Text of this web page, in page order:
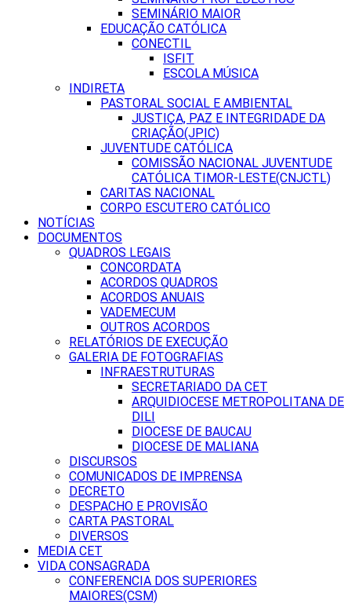
SEMINÁRIO MAIOR
EDUCAÇÃO CATÓLICA
CONECTIL
ISFIT
ESCOLA MÚSICA
INDIRETA
PASTORAL SOCIAL E AMBIENTAL
JUSTIÇA, PAZ E INTEGRIDADE DA
CRIAÇÃO(JPIC)
JUVENTUDE CATÓLICA
COMISSÃO NACIONAL JUVENTUDE
CATÓLICA TIMOR-LESTE(CNJCTL)
CARITAS NACIONAL
CORPO ESCUTERO CATÓLICO
NOTÍCIAS
DOCUMENTOS
QUADROS LEGAIS
CONCORDATA
ACORDOS QUADROS
ACORDOS ANUAIS
VADEMECUM
OUTROS ACORDOS
RELATÓRIOS DE EXECUÇÃO
GALERIA DE FOTOGRAFIAS
INFRAESTRUTURAS
SECRETARIADO DA CET
ARQUIDIOCESE METROPOLITANA DE
DILI
DIOCESE DE BAUCAU
DIOCESE DE MALIANA
DISCURSOS
COMUNICADOS DE IMPRENSA
DECRETO
DESPACHO E PROVISÃO
CARTA PASTORAL
DIVERSOS
MEDIA CET
VIDA CONSAGRADA
CONFERENCIA DOS SUPERIORES
MAIORES(CSM)